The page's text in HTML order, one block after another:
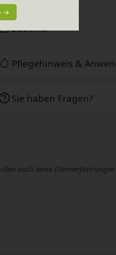
Zubehör
Pflegehinweis &
Sie haben Fragen?
noch keine Elternerfahrungen
→